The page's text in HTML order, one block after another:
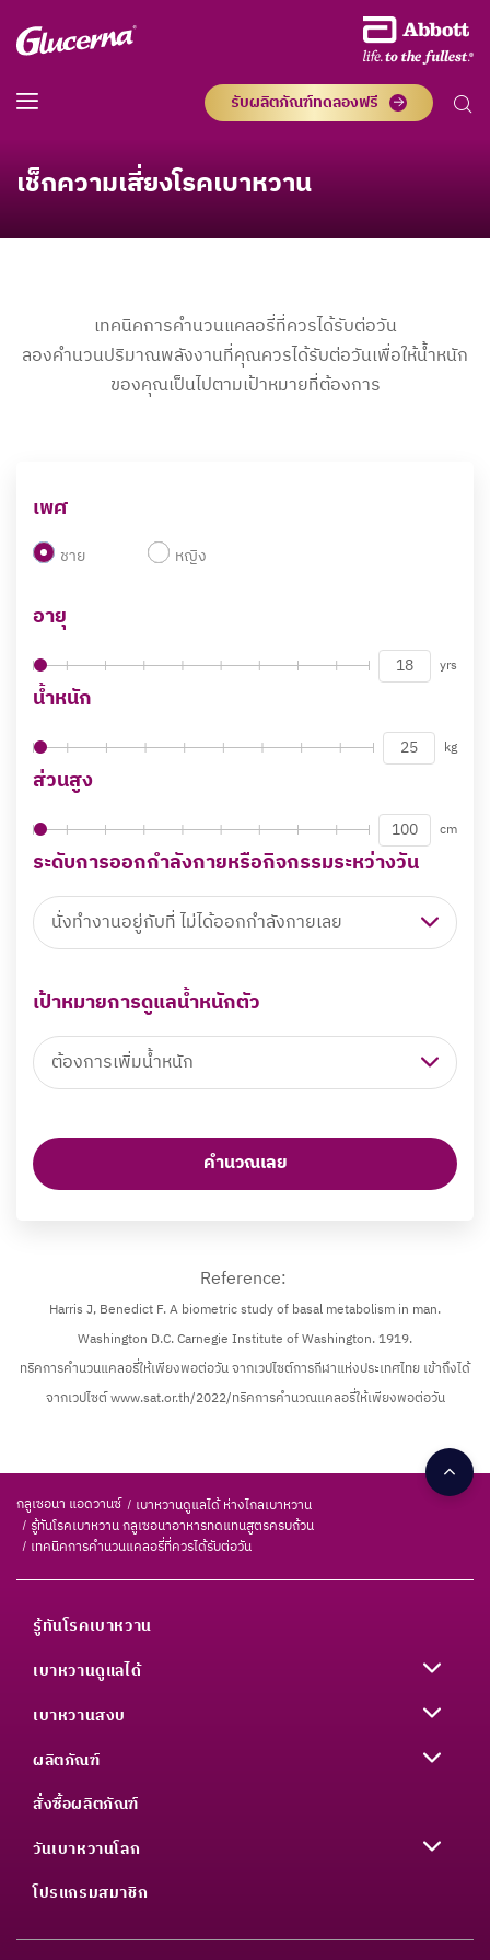
รับผลิตภัณฑ์ทดลองฟรี
เช็กความเสี่ยงโรคเบาหวาน
เทคนิคการคำนวนแคลอรี่ที่ควรได้รับต่อวัน
ลองคำนวนปริมาณพลังงานที่คุณควรได้รับต่อวันเพื่อให้น้ำหนัก
ของคุณเป็นไปตามเป้าหมายที่ต้องการ
เพศ
ชาย หญิง
อายุ
18 yrs
น้ำหนัก
25 kg
ส่วนสูง
100 cm
ระดับการออกกำลังกายหรือกิจกรรมระหว่างวัน
นั่งทำงานอยู่กับที่ ไม่ได้ออกกำลังกายเลย
เป้าหมายการดูแลน้ำหนักตัว
ต้องการเพิ่มน้ำหนัก
คำนวณเลย
Reference:
Harris J, Benedict F. A biometric study of basal metabolism in man.
Washington D.C. Carnegie Institute of Washington. 1919.
ทริคการคำนวนแคลอรี่ให้เพียงพอต่อวัน จากเวปไซต์การกีฬาแห่งประเทศไทย เข้าถึงได้
จากเวปไซต์ www.sat.or.th/2022/ทริคการคำนวณแคลอรี่ให้เพียงพอต่อวัน
กลูเซอนา แอดวานซ์
เบาหวานดูแลได้ ห่างไกลเบาหวาน
รู้ทันโรคเบาหวาน กลูเซอนาอาหารทดแทนสูตรครบถ้วน
เทคนิคการคำนวนแคลอรี่ที่ควรได้รับต่อวัน
รู้ทันโรคเบาหวาน
เบาหวานดูแลได้
เบาหวานสงบ
ผลิตภัณฑ์
สั่งซื้อผลิตภัณฑ์
วันเบาหวานโลก
โปรแกรมสมาชิก